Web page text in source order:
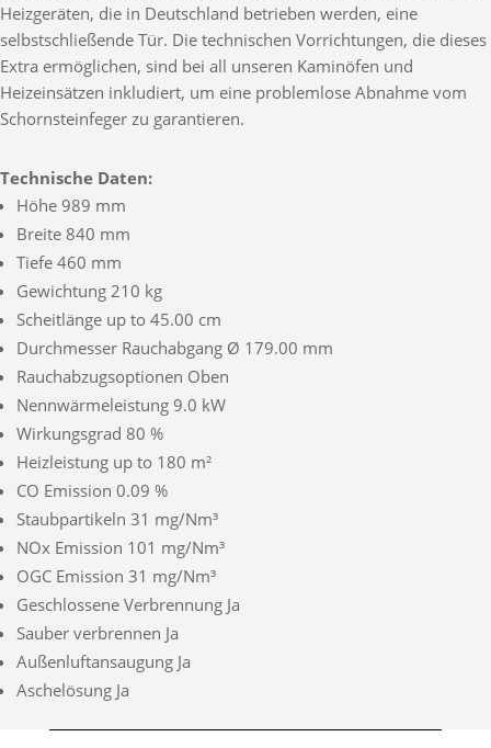
Heizgeräten, die in Deutschland betrieben werden, eine
selbstschließende Tür. Die technischen Vorrichtungen, die dieses
Extra ermöglichen, sind bei all unseren Kaminöfen und
Heizeinsätzen inkludiert, um eine problemlose Abnahme vom
Schornsteinfeger zu garantieren.
Technische Daten:
Höhe 989 mm
Breite 840 mm
Tiefe 460 mm
Gewichtung 210 kg
Scheitlänge up to 45.00 cm
Durchmesser Rauchabgang Ø 179.00 mm
Rauchabzugsoptionen Oben
Nennwärmeleistung 9.0 kW
Wirkungsgrad 80 %
Heizleistung up to 180 m²
CO Emission 0.09 %
Staubpartikeln 31 mg/Nm³
NOx Emission 101 mg/Nm³
OGC Emission 31 mg/Nm³
Geschlossene Verbrennung Ja
Sauber verbrennen Ja
Außenluftansaugung Ja
Aschelösung Ja